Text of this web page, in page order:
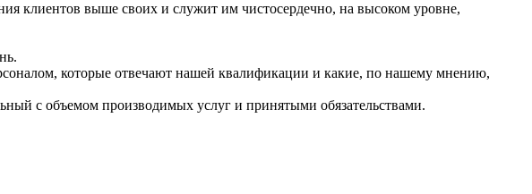
клиентов выше своих и служит им чистосердечно, на высоком уровне,
которые отвечают нашей квалификации и какие, по нашему мнению,
с объемом производимых услуг и принятыми обязательствами.